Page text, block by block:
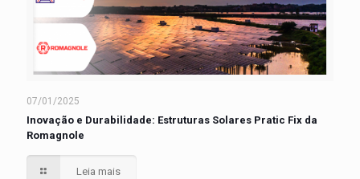
07/01/2025
Inovação e Durabilidade: Estruturas Solares Pratic Fix da
Romagnole
Leia mais